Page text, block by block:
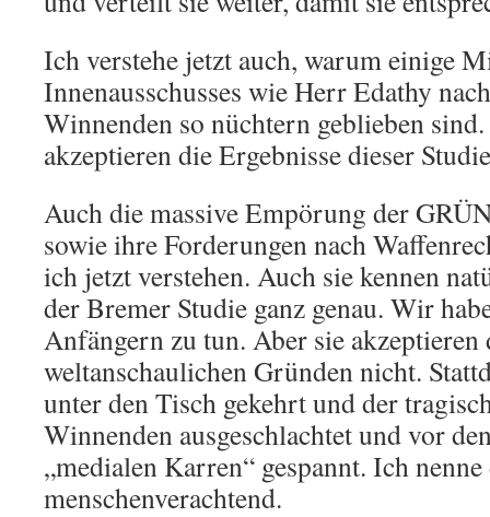
Ich verstehe jetzt auch, warum einige
Innenausschusses wie Herr Edathy
Winnenden so nüchtern geblieben
akzeptieren die Ergebnisse dieser
Auch die massive Empörung der
sowie ihre Forderungen nach
ich jetzt verstehen. Auch sie kennen
der Bremer Studie ganz genau. Wir
Anfängern zu tun. Aber sie akzeptieren
weltanschaulichen Gründen nicht.
unter den Tisch gekehrt und der
Winnenden ausgeschlachtet und vor
„medialen Karren“ gespannt. Ich nenne
menschenverachtend.